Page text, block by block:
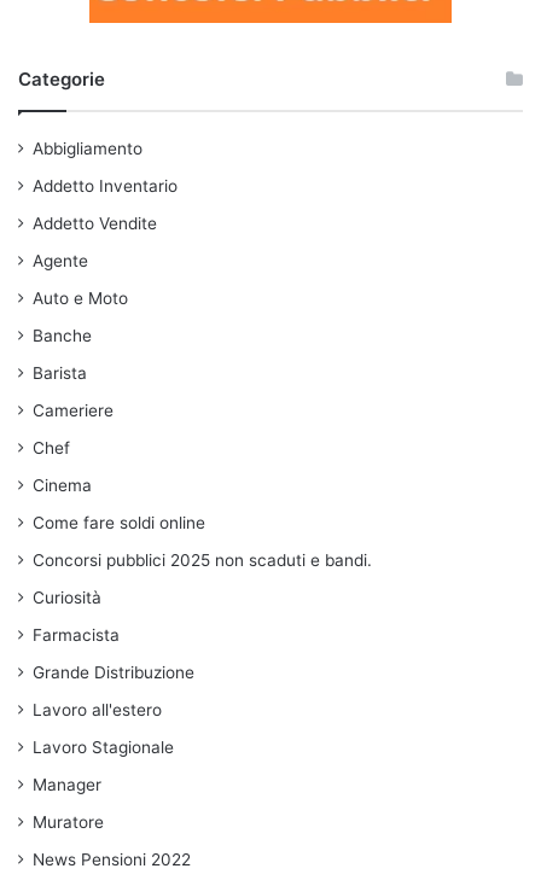
Categorie
Abbigliamento
Addetto Inventario
Addetto Vendite
Agente
Auto e Moto
Banche
Barista
Cameriere
Chef
Cinema
Come fare soldi online
Concorsi pubblici 2025 non scaduti e bandi.
Curiosità
Farmacista
Grande Distribuzione
Lavoro all'estero
Lavoro Stagionale
Manager
Muratore
News Pensioni 2022